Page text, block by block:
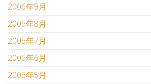
2006年9月
2006年8月
2006年7月
2006年6月
2006年5月